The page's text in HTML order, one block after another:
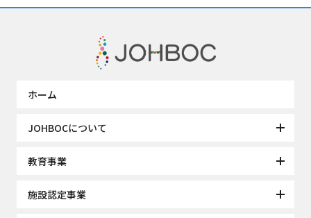
ホーム
JOHBOCについて
教育事業
施設認定事業